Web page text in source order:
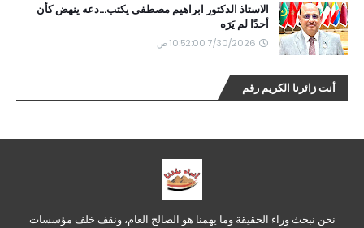
الاستاذ الدكتور ابراهيم مصطفى يكتب...دعه ينهض كأن
أحدًا لم يَرَه
7/30/2026 10:52:00 ص
أنت زائرنا الكريم رقم
نحن نبحث وراء الحقيقة وما يهمنا هو الصالح العام، ونقف خلف مؤسسات